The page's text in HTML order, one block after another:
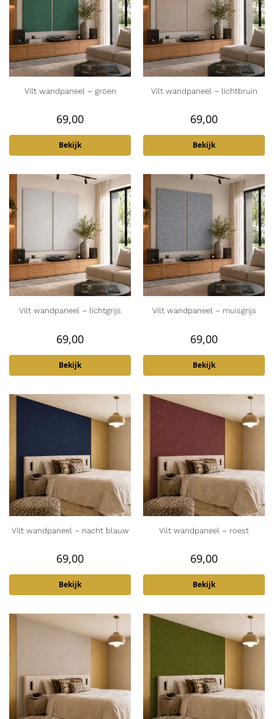
Vilt wandpaneel – groen
69,00
Bekijk
Vilt wandpaneel – lichtbruin
69,00
Bekijk
Vilt wandpaneel – lichtgrijs
69,00
Bekijk
Vilt wandpaneel – muisgrijs
69,00
Bekijk
Vilt wandpaneel – nacht blauw
69,00
Bekijk
Vilt wandpaneel – roest
69,00
Bekijk